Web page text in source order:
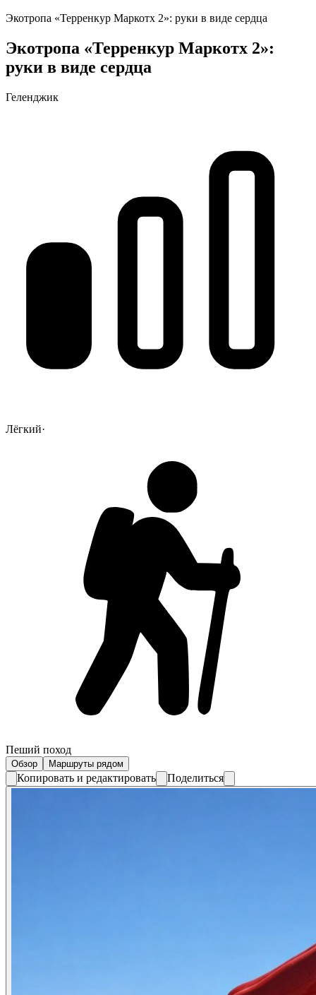
Экотропа «Терренкур Маркотх 2»: руки в виде сердца
Экотропа «Терренкур Маркотх 2»:
руки в виде сердца
Геленджик
Лёгкий·
Пеший поход
Обзор Маршруты рядом
Копировать и редактировать Поделиться